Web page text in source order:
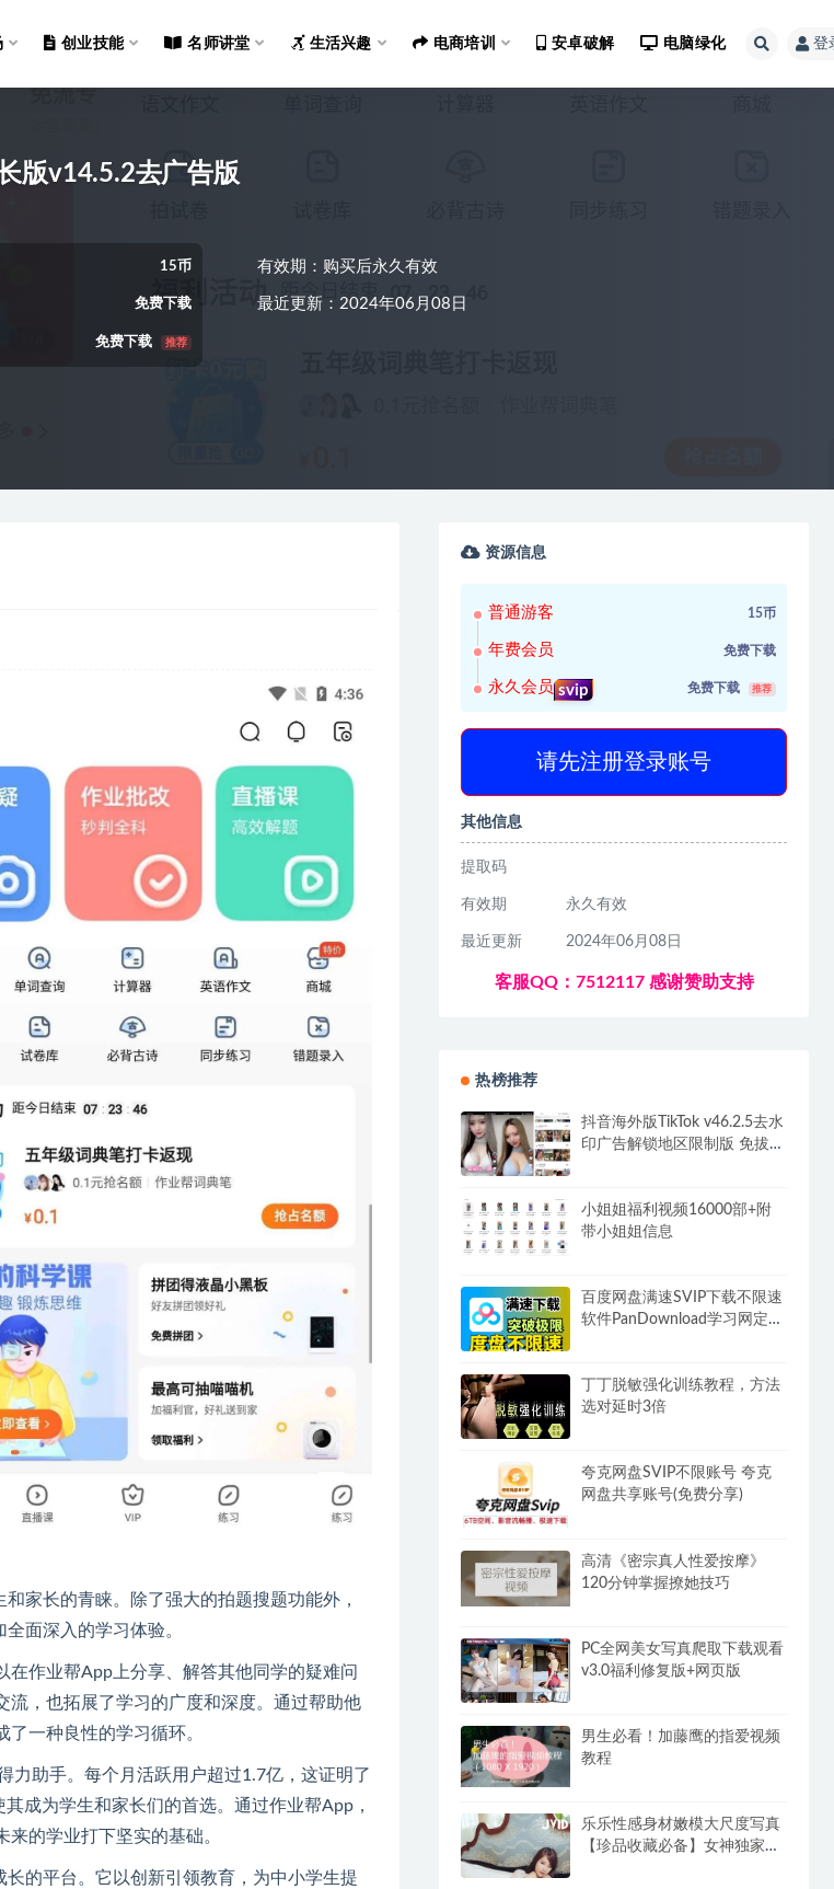
创业技能 名师讲堂 生活兴趣 电商培训 安卓破解 电脑绿化 登
版v14.5.2去广告版
15币
免费下载
免费下载 推荐
有效期：购买后永久有效
最近更新：2024年06月08日
家长的青睐。除了强大的拍题搜题功能外，
面深入的学习体验。
作业帮App上分享、解答其他同学的疑难问
，也拓展了学习的广度和深度。通过帮助他
一种良性的学习循环。
力助手。每个月活跃用户超过1.7亿，这证明了
成为学生和家长们的首选。通过作业帮App，
的学业打下坚实的基础。
的平台。它以创新引领教育，为中小学生提
资源信息
普通游客 15币
年费会员 免费下载
永久会员 svip 免费下载 推荐
请先注册登录账号
其他信息
提取码
有效期 永久有效
最近更新 2024年06月08日
客服QQ：7512117 感谢赞助支持
热榜推荐
抖音海外版TikTok v46.2.5去水
印广告解锁地区限制版 免拔卡
小姐姐福利视频16000部+附
带小姐姐信息
百度网盘满速SVIP下载不限速
软件PanDownload学习网定制
丁丁脱敏强化训练教程，方法
选对延时3倍
夸克网盘SVIP不限账号 夸克
网盘共享账号(免费分享)
高清《密宗真人性爱按摩》
120分钟掌握撩她技巧
PC全网美女写真爬取下载观看
v3.0福利修复版+网页版
男生必看！加藤鹰的指爱视频
教程
乐乐性感身材嫩模大尺度写真
【珍品收藏必备】女神独家超